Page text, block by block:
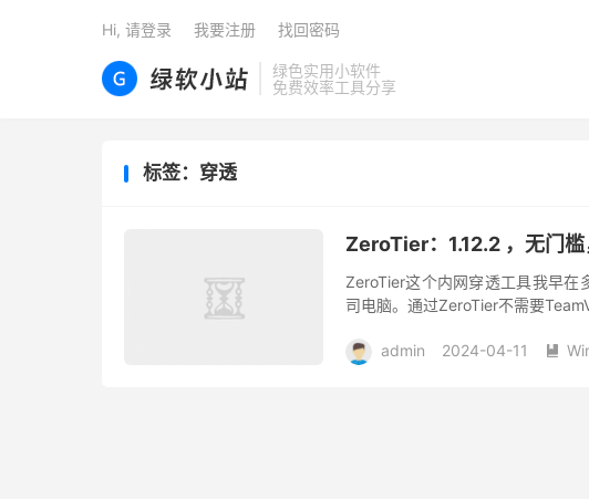
绿色实用小软件
免费效率工具分享
Hi, 请登录 我要注册 找回密码
标签：穿透
ZeroTier：1.12.2 ，无门
ZeroTier这个内网穿透工具我早在
司电脑。通过ZeroTier不需要
admin 2024-04-11 